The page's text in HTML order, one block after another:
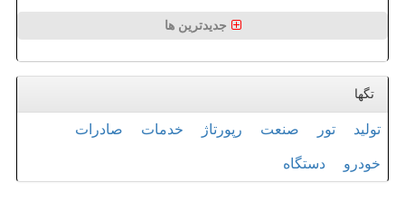
جدیدترین ها
تگها
تولید تور صنعت رپورتاژ خدمات صادرات
خودرو دستگاه